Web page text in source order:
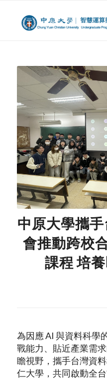
中原大學攜
會推動跨校
課程 培
為因應 AI 與資料科學
戰能力、貼近產業需
瞻視野，攜手台灣資
仁大學，共同啟動全